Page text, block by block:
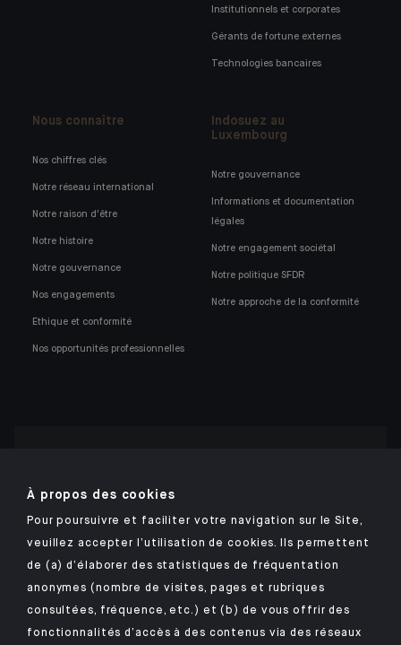
Institutionnels et corporates
Gérants de fortune externes
Technologies bancaires
Nous connaître
Nos chiffres clés
Notre réseau international
Notre raison d'être
Notre histoire
Notre gouvernance
Nos engagements
Ethique et conformité
Nos opportunités professionnelles
Indosuez au
Luxembourg
Notre gouvernance
Informations et documentation
légales
Notre engagement sociétal
Notre politique SFDR
Notre approche de la conformité
MENTIONS LÉGALES
DONNÉES PERSONNELLES
À propos des cookies
Pour poursuivre et faciliter votre navigation sur le Site,
veuillez accepter l’utilisation de cookies. Ils permettent
de (a) d’élaborer des statistiques de fréquentation
anonymes (nombre de visites, pages et rubriques
consultées, fréquence, etc.) et (b) de vous offrir des
fonctionnalités d’accès à des contenus via des réseaux